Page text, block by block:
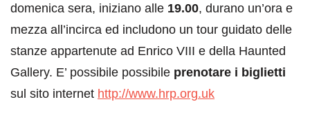
domenica sera, iniziano alle 19.00, durano un’ora e
mezza all’incirca ed includono un tour guidato delle
stanze appartenute ad Enrico VIII e della Haunted
Gallery. E’ possibile possibile prenotare i biglietti
sul sito internet http://www.hrp.org.uk